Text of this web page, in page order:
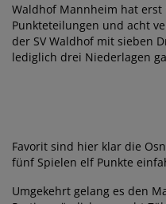
Waldhof Mannheim hat erst
Punkteteilungen und acht
der SV Waldhof mit sieben
lediglich drei Niederlagen
Favorit sind hier klar die
fünf Spielen elf Punkte
Umgekehrt gelang es den